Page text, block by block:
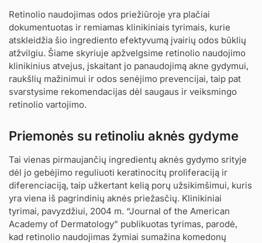
Retinolio naudojimas odos priežiūroje yra plačiai
dokumentuotas ir remiamas klinikiniais tyrimais, kurie
atskleidžia šio ingrediento efektyvumą įvairių odos būklių
atžvilgiu. Šiame skyriuje apžvelgsime retinolio naudojimo
klinikinius atvejus, įskaitant jo panaudojimą akne gydymui,
raukšlių mažinimui ir odos senėjimo prevencijai, taip pat
svarstysime rekomendacijas dėl saugaus ir veiksmingo
retinolio vartojimo.
Priemonės su retinoliu aknės gydyme
Tai vienas pirmaujančių ingredientų aknės gydymo srityje
dėl jo gebėjimo reguliuoti keratinocitų proliferaciją ir
diferenciaciją, taip užkertant kelią porų užsikimšimui, kuris
yra viena iš pagrindinių aknės priežasčių. Klinikiniai
tyrimai, pavyzdžiui, 2004 m. “Journal of the American
Academy of Dermatology” publikuotas tyrimas, parodė,
kad retinolio naudojimas žymiai sumažina komedonų